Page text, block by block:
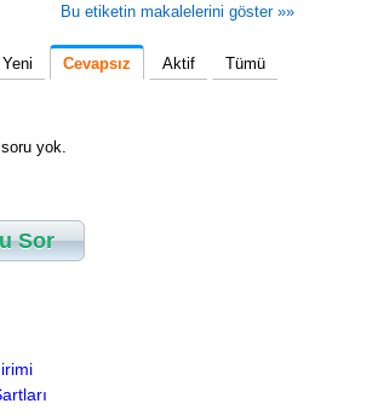
Bu etiketin makalelerini göster »»
Yeni Cevapsız Aktif Tümü
yok.
Sor